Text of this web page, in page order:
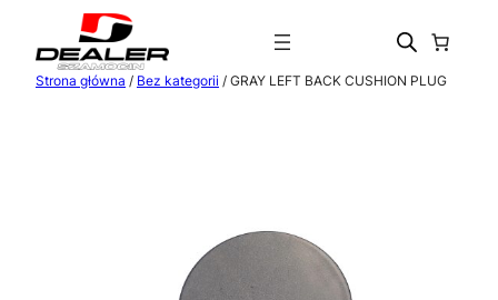
Strona główna / Bez kategorii / GRAY LEFT BACK CUSHION PLUG